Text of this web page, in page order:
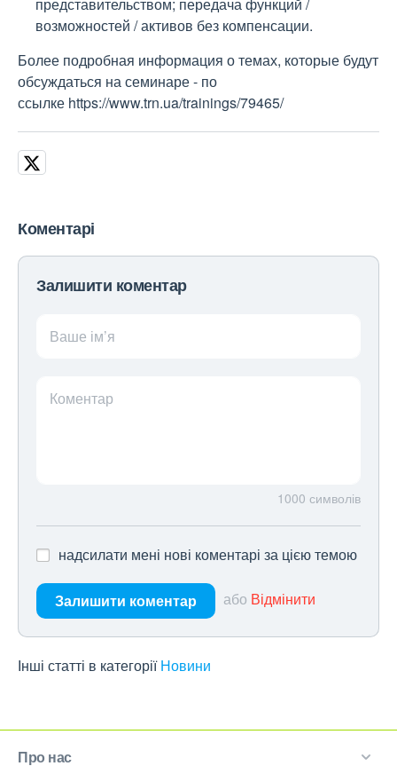
возможностей / активов без компенсации.
Более подробная информация о темах, которые будут
обсуждаться на семинаре - по
ссылке https://www.trn.ua/trainings/79465/
Коментарі
Залишити коментар
Ваше ім’я
Коментар
1000 символів
надсилати мені нові коментарі за цією темою
Залишити коментар або Відмінити
Інші статті в категорії Новини
Про нас